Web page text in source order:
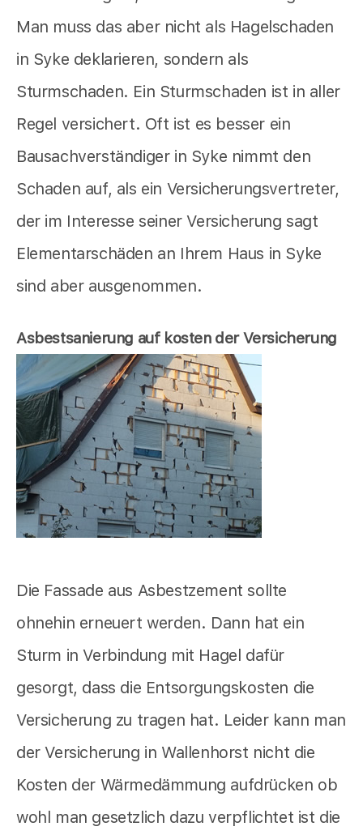
Man muss das aber nicht als Hagelschaden
in Syke deklarieren, sondern als
Sturmschaden. Ein Sturmschaden ist in aller
Regel versichert. Oft ist es besser ein
Bausachverständiger in Syke nimmt den
Schaden auf, als ein Versicherungsvertreter,
der im Interesse seiner Versicherung sagt
Elementarschäden an Ihrem Haus in Syke
sind aber ausgenommen.
Asbestsanierung auf kosten der Versicherung
Die Fassade aus Asbestzement sollte
ohnehin erneuert werden. Dann hat ein
Sturm in Verbindung mit Hagel dafür
gesorgt, dass die Entsorgungskosten die
Versicherung zu tragen hat. Leider kann man
der Versicherung in Wallenhorst nicht die
Kosten der Wärmedämmung aufdrücken ob
wohl man gesetzlich dazu verpflichtet ist die